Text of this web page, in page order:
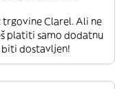
trgovine Clarel. Ali ne
platiti samo dodatnu
biti dostavljen!